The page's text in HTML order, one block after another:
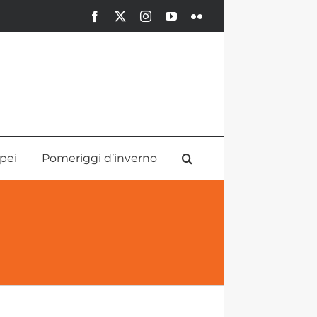
Facebook InstagramYouTubeFlickr
Pomeriggi d’inverno